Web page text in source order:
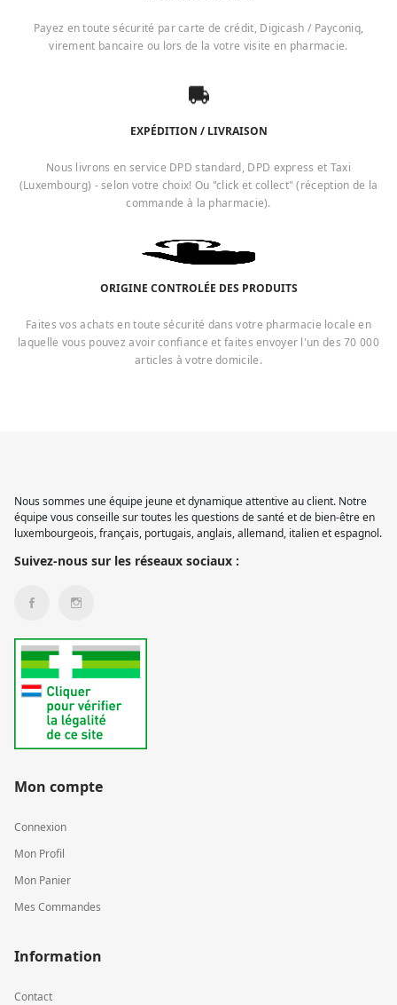
Payez en toute sécurité par carte de crédit, Digicash / Payconiq,
virement bancaire ou lors de la votre visite en pharmacie.
EXPÉDITION / LIVRAISON
Nous livrons en service DPD standard, DPD express et Taxi
(Luxembourg) - selon votre choix! Ou "click et collect" (réception de la
commande à la pharmacie).
ORIGINE CONTROLÉE DES PRODUITS
Faites vos achats en toute sécurité dans votre pharmacie locale en
laquelle vous pouvez avoir confiance et faites envoyer l'un des 70 000
articles à votre domicile.
Nous sommes une équipe jeune et dynamique attentive au client. Notre
équipe vous conseille sur toutes les questions de santé et de bien-être en
luxembourgeois, français, portugais, anglais, allemand, italien et espagnol.
Suivez-nous sur les réseaux sociaux :
Mon compte
Connexion
Mon Profil
Mon Panier
Mes Commandes
Information
Contact